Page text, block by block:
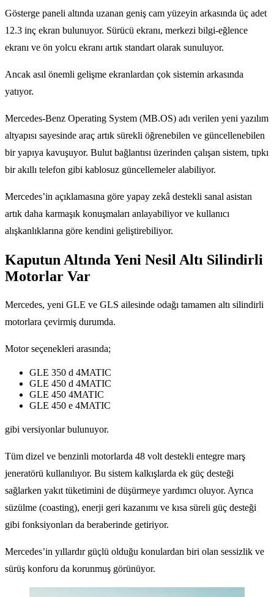
Gösterge paneli altında uzanan geniş cam yüzeyin arkasında üç adet
12.3 inç ekran bulunuyor. Sürücü ekranı, merkezi bilgi-eğlence
ekranı ve ön yolcu ekranı artık standart olarak sunuluyor.
Ancak asıl önemli gelişme ekranlardan çok sistemin arkasında
yatıyor.
Mercedes-Benz Operating System (MB.OS) adı verilen yeni yazılım
altyapısı sayesinde araç artık sürekli öğrenebilen ve güncellenebilen
bir yapıya kavuşuyor. Bulut bağlantısı üzerinden çalışan sistem, tıpkı
bir akıllı telefon gibi kablosuz güncellemeler alabiliyor.
Mercedes’in açıklamasına göre yapay zekâ destekli sanal asistan
artık daha karmaşık konuşmaları anlayabiliyor ve kullanıcı
alışkanlıklarına göre kendini geliştirebiliyor.
Kaputun Altında Yeni Nesil Altı Silindirli
Motorlar Var
Mercedes, yeni GLE ve GLS ailesinde odağı tamamen altı silindirli
motorlara çevirmiş durumda.
Motor seçenekleri arasında;
GLE 350 d 4MATIC
GLE 450 d 4MATIC
GLE 450 4MATIC
GLE 450 e 4MATIC
gibi versiyonlar bulunuyor.
Tüm dizel ve benzinli motorlarda 48 volt destekli entegre marş
jeneratörü kullanılıyor. Bu sistem kalkışlarda ek güç desteği
sağlarken yakıt tüketimini de düşürmeye yardımcı oluyor. Ayrıca
süzülme (coasting), enerji geri kazanımı ve kısa süreli güç desteği
gibi fonksiyonları da beraberinde getiriyor.
Mercedes’in yıllardır güçlü olduğu konulardan biri olan sessizlik ve
sürüş konforu da korunmuş görünüyor.